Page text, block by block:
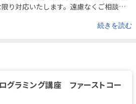
り対応いたします。遠慮なくご相談く
続きを読む
グラミング講座 ファーストコー